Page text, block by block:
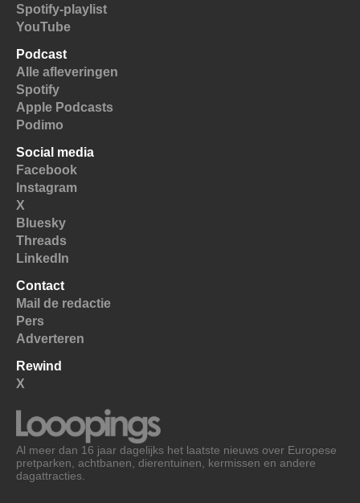
Spotify-playlist
YouTube
Podcast
Alle afleveringen
Spotify
Apple Podcasts
Podimo
Social media
Facebook
Instagram
X
Bluesky
Threads
LinkedIn
Contact
Mail de redactie
Pers
Adverteren
Rewind
X
Al meer dan 16 jaar dagelijks het laatste nieuws over Europese
pretparken, achtbanen, dierentuinen, kermissen en andere
dagattracties.